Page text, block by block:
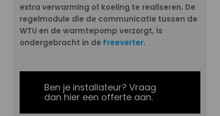
extra verwarming of koeling te realiseren. De
regelmodule die de communicatie tussen de
WTU en de warmtepomp verzorgt, is
ondergebracht in de Freeverter.
Ben je installateur? Vraag
dan hier een offerte aan.